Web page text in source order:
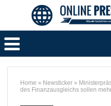
Home » Newsticker »
des Finanzausgleichs sollen